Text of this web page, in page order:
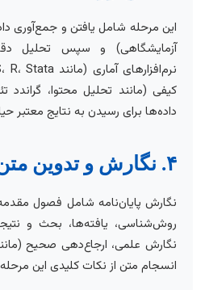
این مرحله شامل یافتن و جمع‌آوری
آزمایشگاهی) و سپس تحلیل
کیفی (مانند تحلیل محتوا،
داده‌ها برای رسیدن به نتایج معتبر
۴. نگارش و تدوین متن پایان نامه
نگارش پایان‌نامه شامل فصول
روش‌شناسی، یافته‌ها، بحث و
انسجام متن از نکات کلیدی این